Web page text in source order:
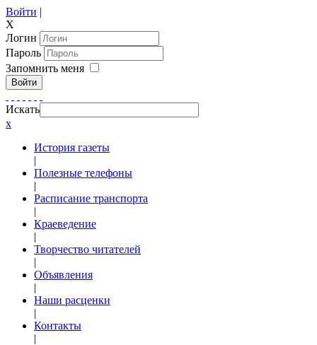
Войти |
X
Логин
Пароль
Запомнить меня
Войти
Искать
x
История газеты
|
Полезные телефоны
|
Расписание транспорта
|
Краеведение
|
Творчество читателей
|
Объявления
|
Наши расценки
|
Контакты
|